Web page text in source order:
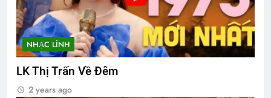
NHẠC LÍNH
LK Thị Trấn Về Đêm
2 years ago